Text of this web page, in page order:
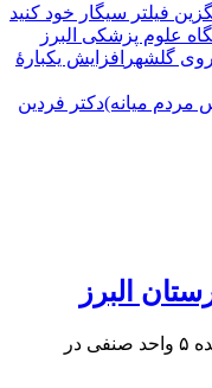
فیلتر سیگار خود کنید
علوم پزشکی البرز
افزایش یکبارۀ
دكتر فردين
محمد نصیری گفت: در ۴۵ بازدید انجام شده ۵ واحد صنفی در